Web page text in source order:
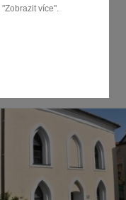
více".